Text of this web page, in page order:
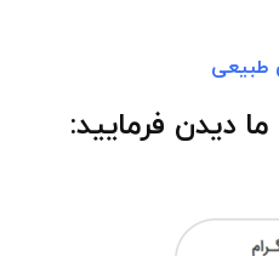
طبیعی
دیدن فرمایید: